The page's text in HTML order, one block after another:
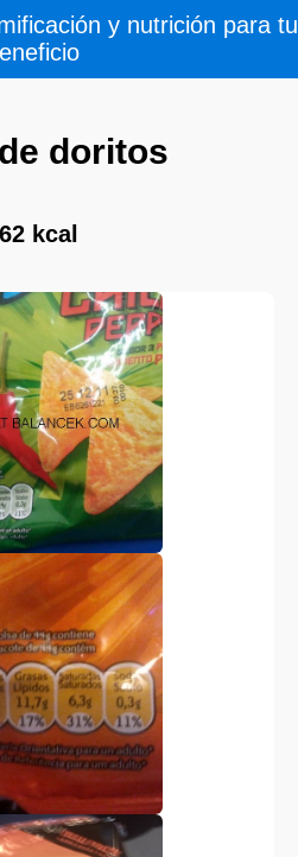
y nutrición para tu
doritos
kcal